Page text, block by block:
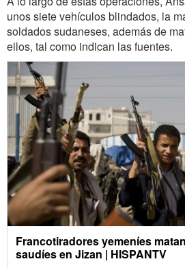
unos siete vehículos blindados, la
soldados sudaneses, además de
ellos, tal como indican las fuentes.
Francotiradores yemeníes
saudíes en Jizan | HISPANTV